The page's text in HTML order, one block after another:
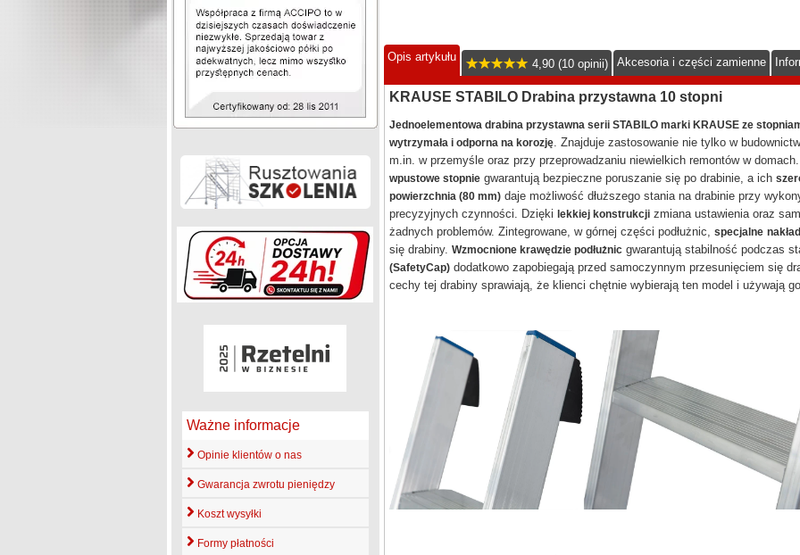
Ważne informacje
Opinie klientów o nas
Gwarancja zwrotu pieniędzy
Koszt wysyłki
Formy płatności
Opis artykułu
4,90 (10 opinii) Akcesoria i części zamienne
KRAUSE STABILO Drabina przystawna 10 stopni
Jednoelementowa drabina przystawna serii STABILO marki KRAUSE ze
wytrzymała i odporna na korozję. Znajduje zastosowanie nie tylko w
m.in. w przemyśle oraz przy przeprowadzaniu niewielkich remontów w
wpustowe stopniegwarantują bezpieczne poruszanie się po drabinie, a ich
powierzchnia (80 mm)daje możliwość dłuższego stania na drabinie przy
precyzyjnych czynności. Dzięki lekkiej konstrukcjizmiana ustawienia oraz
żadnych problemów. Zintegrowane, w górnej części podłużnic, specjalne
się drabiny. Wzmocnione krawędzie podłużnicgwarantują stabilność podczas
(SafetyCap)dodatkowo zapobiegają przed samoczynnym przesunięciem się
cechy tej drabiny sprawiają, że klienci chętnie wybierają ten model i używają